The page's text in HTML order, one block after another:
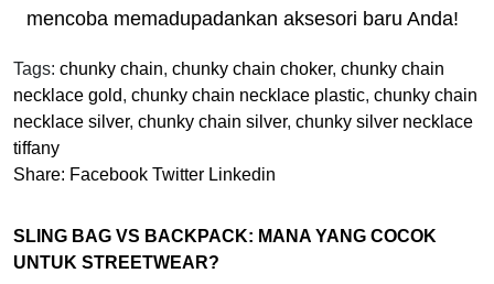
mencoba memadupadankan aksesori baru Anda!
Tags: chunky chain, chunky chain choker, chunky chain
necklace gold, chunky chain necklace plastic, chunky chain
necklace silver, chunky chain silver, chunky silver necklace
tiffany
Share: Facebook Twitter Linkedin
SLING BAG VS BACKPACK: MANA YANG COCOK
UNTUK STREETWEAR?